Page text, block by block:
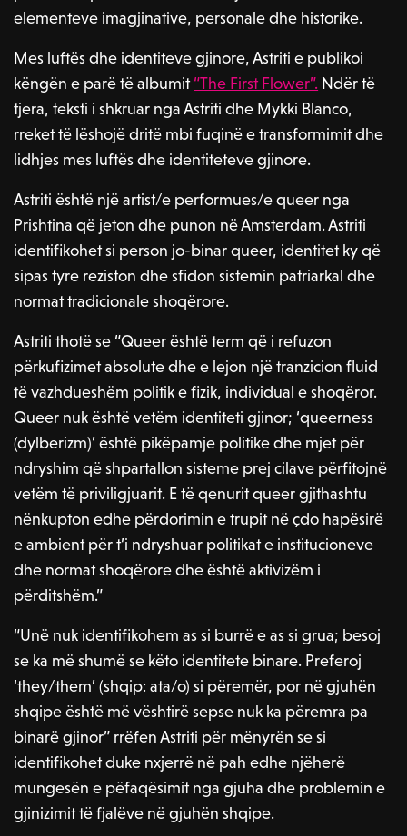
elementeve imagjinative, personale dhe historike.
Mes luftës dhe identiteve gjinore, Astriti e publikoi
këngën e parë të albumit“The First Flower”. Ndër të
tjera, teksti i shkruar nga Astriti dhe Mykki Blanco,
rreket të lëshojë dritë mbi fuqinë e transformimit dhe
lidhjes mes luftës dhe identiteteve gjinore.
Astriti është një artist/e performues/e queer nga
Prishtina që jeton dhe punon në Amsterdam. Astriti
identifikohet si person jo-binar queer, identitet ky që
sipas tyre reziston dhe sfidon sistemin patriarkal dhe
normat tradicionale shoqërore.
Astriti thotë se “Queer është term që i refuzon
përkufizimet absolute dhe e lejon një tranzicion fluid
të vazhdueshëm politik e fizik, individual e shoqëror.
Queer nuk është vetëm identiteti gjinor; ‘queerness
(dylberizm)’ është pikëpamje politike dhe mjet për
ndryshim që shpartallon sisteme prej cilave përfitojnë
vetëm të priviligjuarit. E të qenurit queer gjithashtu
nënkupton edhe përdorimin e trupit në çdo hapësirë
e ambient për t’i ndryshuar politikat e institucioneve
dhe normat shoqërore dhe është aktivizëm i
përditshëm.”
“Unë nuk identifikohem as si burrë e as si grua; besoj
se ka më shumë se këto identitete binare. Preferoj
‘they/them’ (shqip: ata/o) si përemër, por në gjuhën
shqipe është më vështirë sepse nuk ka përemra pa
binarë gjinor” rrëfen Astriti për mënyrën se si
identifikohet duke nxjerrë në pah edhe njëherë
mungesën e pëfaqësimit nga gjuha dhe problemin e
gjinizimit të fjalëve në gjuhën shqipe.